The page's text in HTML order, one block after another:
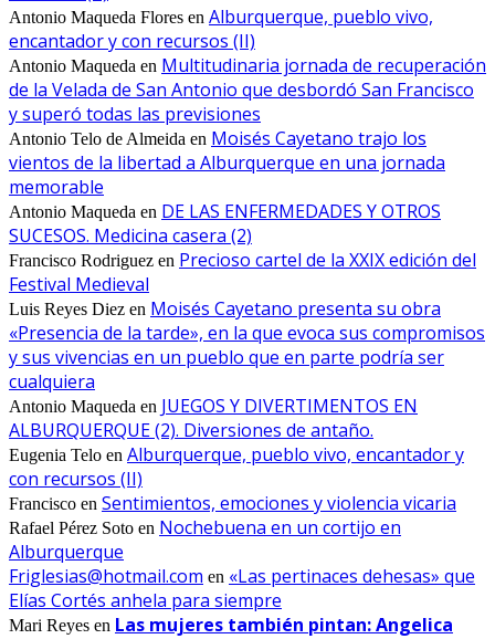
Antonio Maqueda Flores en Alburquerque, pueblo vivo,
encantador y con recursos (II)
Antonio Maqueda en Multitudinaria jornada de recuperación
de la Velada de San Antonio que desbordó San Francisco
y superó todas las previsiones
Antonio Telo de Almeida en Moisés Cayetano trajo los
vientos de la libertad a Alburquerque en una jornada
memorable
Antonio Maqueda en DE LAS ENFERMEDADES Y OTROS
SUCESOS. Medicina casera (2)
Francisco Rodriguez en Precioso cartel de la XXIX edición del
Festival Medieval
Luis Reyes Diez en Moisés Cayetano presenta su obra
«Presencia de la tarde», en la que evoca sus compromisos
y sus vivencias en un pueblo que en parte podría ser
cualquiera
Antonio Maqueda en JUEGOS Y DIVERTIMENTOS EN
ALBURQUERQUE (2). Diversiones de antaño.
Eugenia Telo en Alburquerque, pueblo vivo, encantador y
con recursos (II)
Francisco en Sentimientos, emociones y violencia vicaria
Rafael Pérez Soto en Nochebuena en un cortijo en
Alburquerque
Friglesias@hotmail.com en «Las pertinaces dehesas» que
Elías Cortés anhela para siempre
Mari Reyes en Las mujeres también pintan: Angelica